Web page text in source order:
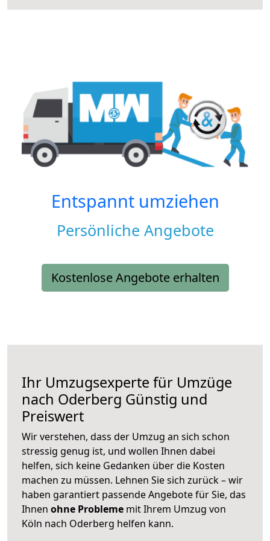
Entspannt umziehen
Persönliche Angebote
Kostenlose Angebote erhalten
Ihr Umzugsexperte für Umzüge
nach Oderberg Günstig und
Preiswert
Wir verstehen, dass der Umzug an sich schon
stressig genug ist, und wollen Ihnen dabei
helfen, sich keine Gedanken über die Kosten
machen zu müssen. Lehnen Sie sich zurück – wir
haben garantiert passende Angebote für Sie, das
Ihnen ohne Probleme mit Ihrem Umzug von
Köln nach Oderberg helfen kann.